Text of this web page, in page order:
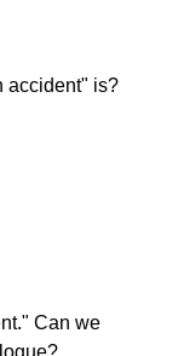
accident" is?
Can we